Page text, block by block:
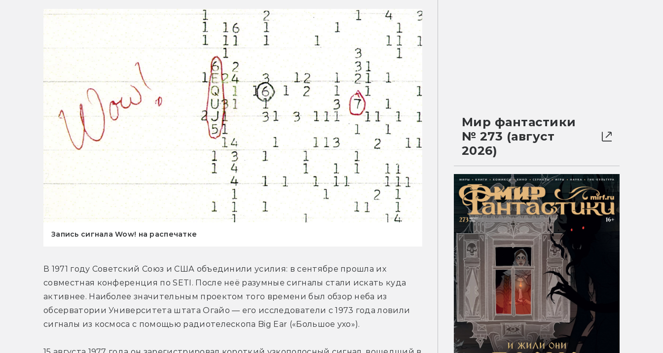
Запись сигнала Wow! на распечатке
В 1971 году Советский Союз и США объединили усилия: в сентябре прошла их
совместная конференция по SETI. После неё разумные сигналы стали искать куда
активнее. Наиболее значительным проектом того времени был обзор неба из
обсерватории Университета штата Огайо — его исследователи с 1973 года ловили
сигналы из космоса с помощью радиотелескопа Big Ear («Большое ухо»).
Мир фантастики
№ 273 (август
2026)